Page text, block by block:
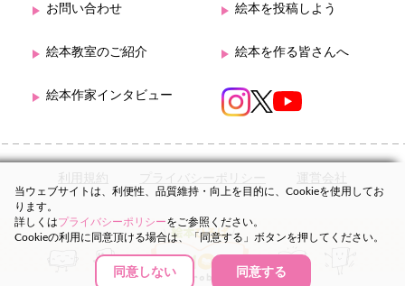
お問い合わせ 絵本を投稿しよう
絵本教室のご紹介 絵本を作る皆さんへ
絵本作家インタビュー
利用規約 プライバシーポリシー 運営会社
当ウェブサイトは、利便性、品質維持・向上を目的に、Cookieを使用してお
ります。
詳しくはプライバシーポリシーをご参照ください。
Cookieの利用に同意頂ける場合は、「同意する」ボタンを押してください。
同意しない 同意する